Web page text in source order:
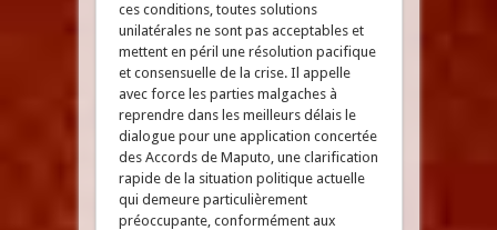
ces conditions, toutes solutions
unilatérales ne sont pas acceptables et
mettent en péril une résolution pacifique
et consensuelle de la crise. Il appelle
avec force les parties malgaches à
reprendre dans les meilleurs délais le
dialogue pour une application concertée
des Accords de Maputo, une clarification
rapide de la situation politique actuelle
qui demeure particulièrement
préoccupante, conformément aux